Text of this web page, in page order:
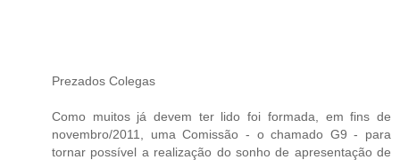
Prezados Colegas
Como muitos já devem ter lido foi formada, em fins de
novembro/2011, uma Comissão - o chamado G9 - para
tornar possível a realização do sonho de apresentação de